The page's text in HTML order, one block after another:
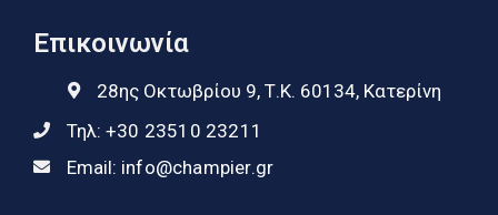
Επικοινωνία
28ης Οκτωβρίου 9, Τ.Κ. 60134, Κατερίνη
Τηλ: +30 23510 23211
Email: info@champier.gr